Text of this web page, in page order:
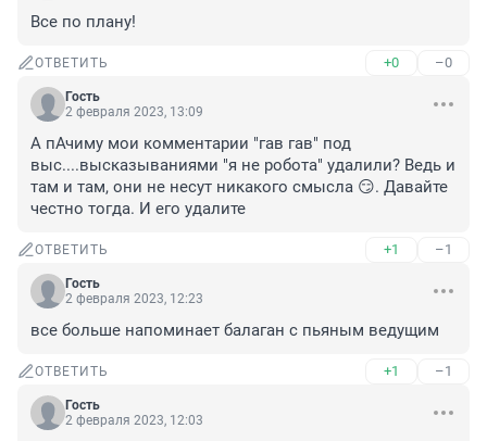
Все по плану!
ОТВЕТИТЬ +0 –0
Гость
2 февраля 2023, 13:09
А пАчиму мои комментарии "гав гав" под
выс....высказываниями "я не робота" удалили? Ведь и
там и там, они не несут никакого смысла 😏. Давайте
честно тогда. И его удалите
ОТВЕТИТЬ +1 –1
Гость
2 февраля 2023, 12:23
все больше напоминает балаган с пьяным ведущим
ОТВЕТИТЬ +1 –1
Гость
2 февраля 2023, 12:03